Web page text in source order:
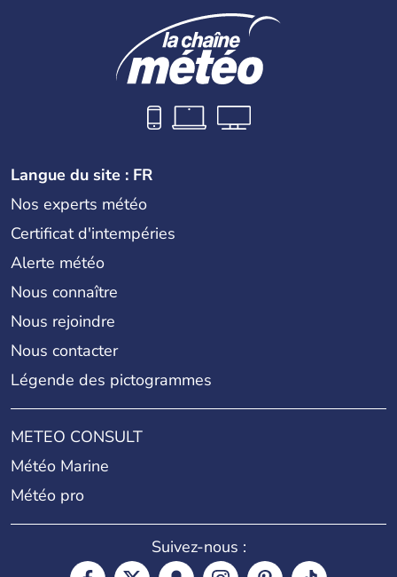
Langue du site : FR
Nos experts météo
Certificat d'intempéries
Alerte météo
Nous connaître
Nous rejoindre
Nous contacter
Légende des pictogrammes
METEO CONSULT
Météo Marine
Météo pro
Suivez-nous :